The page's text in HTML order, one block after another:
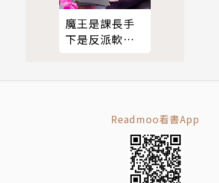
魔王是課長手
下是反派軟腳
Readmoo看書App